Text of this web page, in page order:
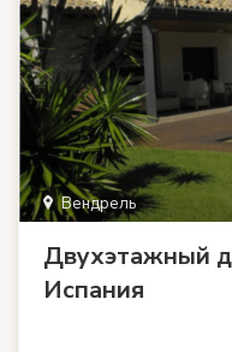
Вендрель
Двухэтажный
Испания